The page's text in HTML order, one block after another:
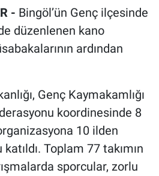
- Bingöl’ün Genç ilçesinde
düzenlenen kano
ardından
Genç Kaymakamlığı
koordinesinde 8
10 ilden
Toplam 77 takımın
sporcular, zorlu